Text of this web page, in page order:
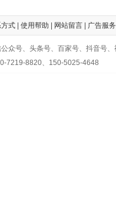
式| 使用帮助 网站留言| 广告服务
众号、头条号、百家号、抖音号、
7219-8820、150-5025-4648